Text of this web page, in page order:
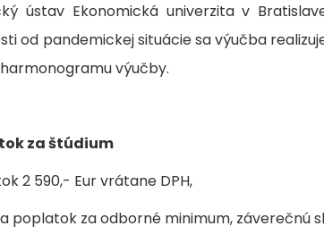
ústav Ekonomická univerzita v
od pandemickej situácie sa výučba
výučby.
za štúdium
2 590,- Eur vrátane DPH,
poplatok za odborné minimum, záverečnú